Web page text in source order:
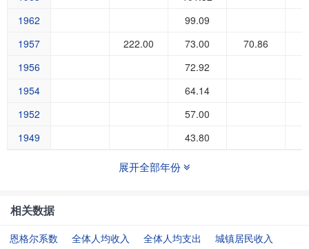
1962
99.09
1957
222.00 73.00
70.86
1956
72.92
1954
64.14
1952
57.00
1949
43.80
展开全部年份
相关数据
恩格尔系数 全体人均收入 全体人均支出
城镇居民收入